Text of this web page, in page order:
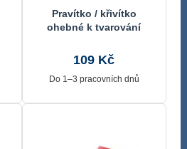
Pravítko / křivítko
ohebné k tvarování
hlavic
109 Kč
Do 1–3 pracovních dnů